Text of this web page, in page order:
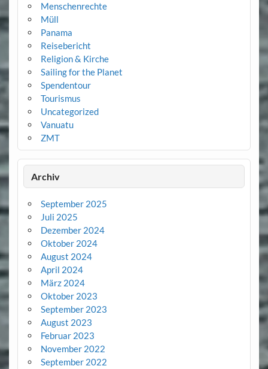
Menschenrechte
Müll
Panama
Reisebericht
Religion & Kirche
Sailing for the Planet
Spendentour
Tourismus
Uncategorized
Vanuatu
ZMT
Archiv
September 2025
Juli 2025
Dezember 2024
Oktober 2024
August 2024
April 2024
März 2024
Oktober 2023
September 2023
August 2023
Februar 2023
November 2022
September 2022